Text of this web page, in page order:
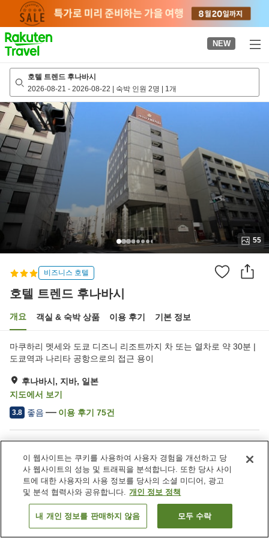
page
NEW
호텔 트렌드 후나바시
2026-08-21 - 2026-08-22 | 숙박 인원 2명 | 1개
55
비즈니스 호텔
호텔 트렌드 후나바시
개요 객실 & 숙박 상품 이용 후기 기본 정보
마쿠하리 멧세와 도쿄 디즈니 리조트까지 차 또는 열차로 약 30분 |
도쿄역과 나리타 공항으로의 접근 용이
후나바시, 지바, 일본
지도에서 보기
3.8 좋음 이용 후기 75건
택배
FAX
자동판매기
회의실
객실 보기
이 웹사이트는 쿠키를 사용하여 사용자 경험을 개선하고 당
사 웹사이트의 성능 및 트래픽을 분석합니다. 또한 당사 사이
트에 대한 사용자의 사용 정보를 당사의 소셜 미디어, 광고
및 분석 협력사와 공유합니다. 개인 정보 정책
내 개인 정보를 판매하지 않음 모두 수락